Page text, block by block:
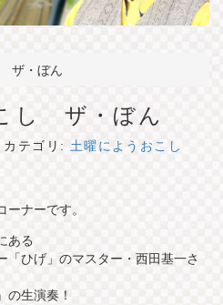
ザ・ぼん
し ザ・ぼん
カテゴリ: 土曜にようおこし
ナーです。
ある
「ひげ」のマスター・西田基一さ
生演奏！